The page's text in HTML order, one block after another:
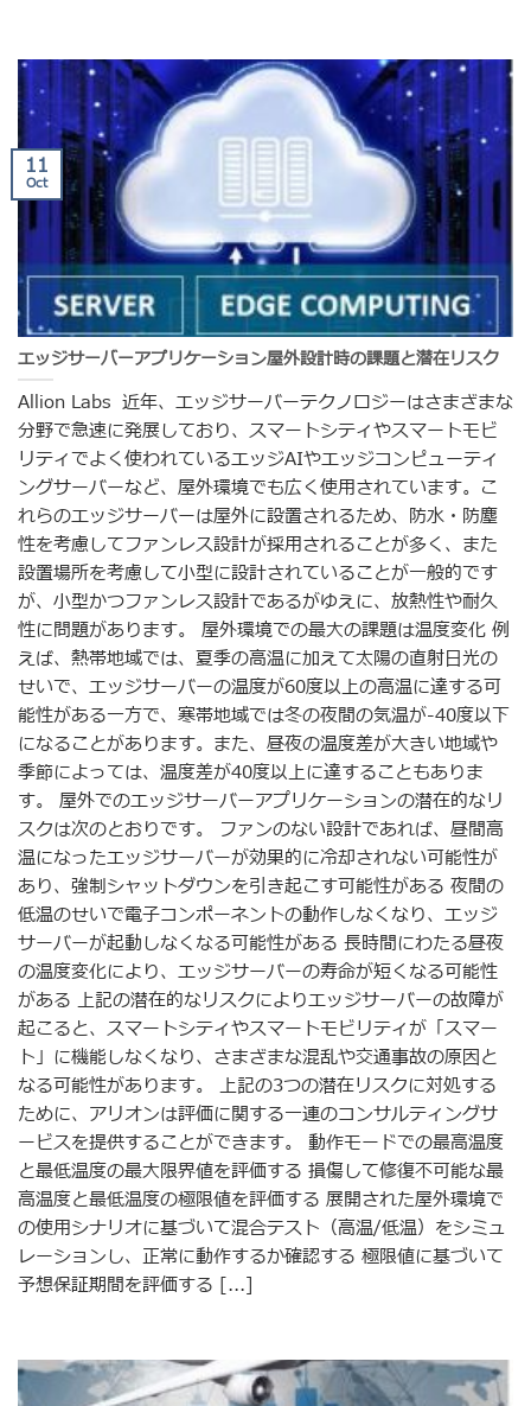
エッジサーバーアプリケーション屋外設計時の課題と潜在リスク
Allion Labs 近年、エッジサーバーテクノロジーはさまざまな
分野で急速に発展しており、スマートシティやスマートモビ
リティでよく使われているエッジAIやエッジコンピューティ
ングサーバーなど、屋外環境でも広く使用されています。こ
れらのエッジサーバーは屋外に設置されるため、防水・防塵
性を考慮してファンレス設計が採用されることが多く、また
設置場所を考慮して小型に設計されていることが一般的です
が、小型かつファンレス設計であるがゆえに、放熱性や耐久
性に問題があります。 屋外環境での最大の課題は温度変化 例
えば、熱帯地域では、夏季の高温に加えて太陽の直射日光の
せいで、エッジサーバーの温度が60度以上の高温に達する可
能性がある一方で、寒帯地域では冬の夜間の気温が-40度以下
になることがあります。また、昼夜の温度差が大きい地域や
季節によっては、温度差が40度以上に達することもありま
す。 屋外でのエッジサーバーアプリケーションの潜在的なリ
スクは次のとおりです。 ファンのない設計であれば、昼間高
温になったエッジサーバーが効果的に冷却されない可能性が
あり、強制シャットダウンを引き起こす可能性がある 夜間の
低温のせいで電子コンポーネントの動作しなくなり、エッジ
サーバーが起動しなくなる可能性がある 長時間にわたる昼夜
の温度変化により、エッジサーバーの寿命が短くなる可能性
がある 上記の潜在的なリスクによりエッジサーバーの故障が
起こると、スマートシティやスマートモビリティが「スマー
ト」に機能しなくなり、さまざまな混乱や交通事故の原因と
なる可能性があります。 上記の3つの潜在リスクに対処する
ために、アリオンは評価に関する一連のコンサルティングサ
ービスを提供することができます。 動作モードでの最高温度
と最低温度の最大限界値を評価する 損傷して修復不可能な最
高温度と最低温度の極限値を評価する 展開された屋外環境で
の使用シナリオに基づいて混合テスト（高温/低温）をシミュ
レーションし、正常に動作するか確認する 極限値に基づいて
予想保証期間を評価する [...]
11
Oct